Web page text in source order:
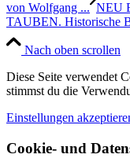
von Wolfgang ... NEU
TAUBEN. Historische
Nach oben scrollen
Diese Seite verwendet
stimmst du die
Einstellungen
Cookie- und